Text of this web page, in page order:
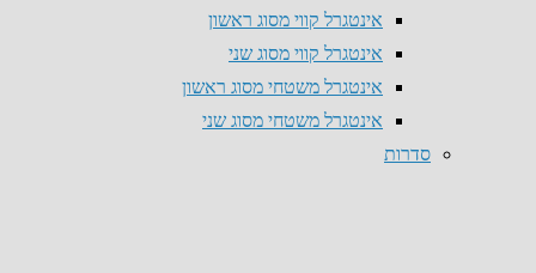
אינטגרל קווי מסוג ראשון
אינטגרל קווי מסוג שני
אינטגרל משטחי מסוג ראשון
אינטגרל משטחי מסוג שני
סדרות